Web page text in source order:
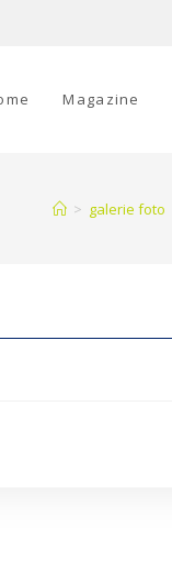
Magazine
> galerie foto